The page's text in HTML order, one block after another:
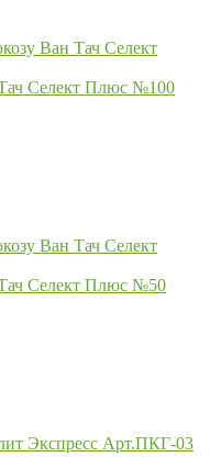
Селект Плюс №100
Селект Плюс №50